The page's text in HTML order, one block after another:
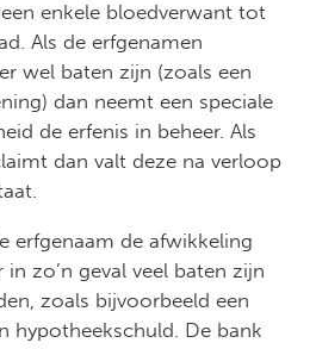
enkele bloedverwant tot
Als de erfgenamen
wel baten zijn (zoals een
dan neemt een speciale
de erfenis in beheer. Als
dan valt deze na verloop
erfgenaam de afwikkeling
zo’n geval veel baten zijn
zoals bijvoorbeeld een
hypotheekschuld. De bank